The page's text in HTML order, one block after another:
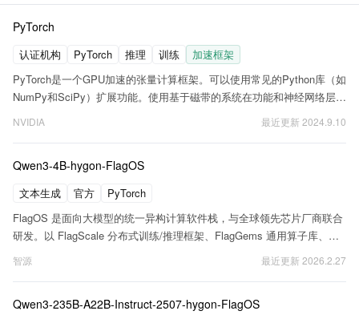
PyTorch
认证机构 PyTorch 推理 训练
加速框架
PyTorch是一个GPU加速的张量计算框架。可以使用常见的Python库（如
NumPy和SciPy）扩展功能。使用基于磁带的系统在功能和神经网络层级
NVIDIA 最近更新 2024.9.10
Qwen3-4B-hygon-FlagOS
文本生成 官方
PyTorch
FlagOS 是面向大模型的统一异构计算软件栈，与全球领先芯片厂商联合
研发。以 FlagScale 分布式训练/推理框架、FlagGems 通用算子库、
FlagCX 通信库、FlagTree 统一编译器为核心技术，FlagRelease 平台基
于 FlagOS 软件栈，自动化生产并发布各类「芯片 + 开源模型」组合，
篇章。在此基础上，Qwen3-4B-hygon-FlagOS 模型借助 FlagOS 软件栈
智源 最近更新 2026.2.27
Qwen3-235B-A22B-Instruct-2507-hygon-FlagOS